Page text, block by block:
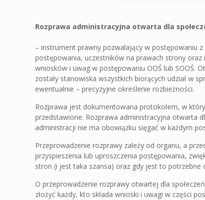
Rozprawa administracyjna otwarta dla
– instrument prawny pozwalający w postępowaniu
postępowania, uczestników na prawach strony
wniosków i uwag w postępowaniu OOŚ lub SOOŚ.
zostały stanowiska wszystkich biorących udział w
ewentualnie – precyzyjne określenie rozbieżności.
Rozprawa jest dokumentowana protokołem, w
przedstawione. Rozprawa administracyjna otwarta
administracji nie ma obowiązku sięgać w każdym
Przeprowadzenie rozprawy zależy od organu, a
przyspieszenia lub uproszczenia postępowania,
stron (i jest taka szansa) oraz gdy jest to potrzebne
O przeprowadzenie rozprawy otwartej dla
złożyć każdy, kto składa wnioski i uwagi w części